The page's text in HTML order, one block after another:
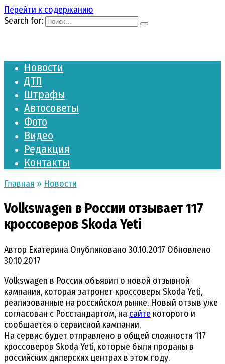
Перейти к содержанию
Search for:
Новости
ДТП
Штрафы
Автосоветы
Фото
Видео
Редакция
Контакты
Главная » Новости
Volkswagen в России отзывает 117
кроссоверов Skoda Yeti
Автор Екатерина Опубликовано 30.10.2017 Обновлено
30.10.2017
Volkswagen в России объявил о новой отзывной
кампании, которая затронет кроссоверы Skoda Yeti,
реализованные на российском рынке. Новый отзыв уже
согласован с Росстандартом, на сайте которого и
сообщается о сервисной кампании.
На сервис будет отправлено в общей сложности 117
кроссоверов Skoda Yeti, которые были проданы в
российских дилерских центрах в этом году.